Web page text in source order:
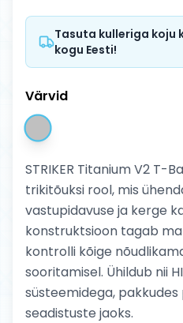
Tasuta kulleriga koju
kogu Eesti!
Värvid
STRIKER Titanium V2 T-
trikitõuksi rool, mis
vastupidavuse ja kerge
konstruktsioon tagab
kontrolli kõige
sooritamisel. Ühildub nii
süsteemidega,
seadistuste jaoks.